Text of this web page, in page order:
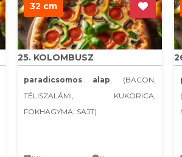
32 cm
25. KOLOMBUSZ
paradicsomos alap, (BACON,
TÉLISZALÁMI, KUKORICA,
FOKHAGYMA, SAJT)